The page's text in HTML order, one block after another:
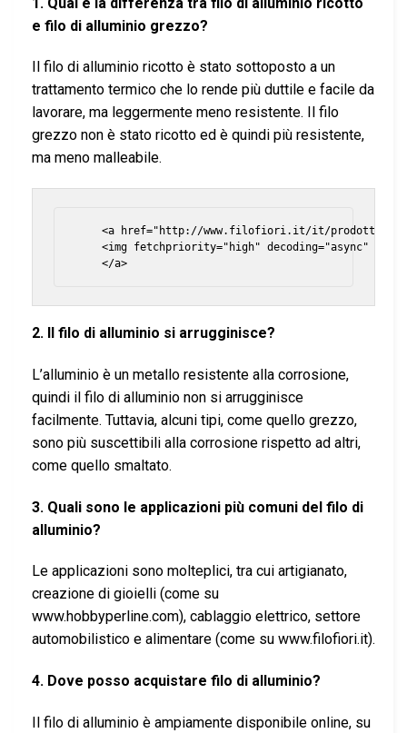
e filo di alluminio grezzo?
Il filo di alluminio ricotto è stato sottoposto a un
trattamento termico che lo rende più duttile e facile da
lavorare, ma leggermente meno resistente. Il filo
grezzo non è stato ricotto ed è quindi più resistente,
ma meno malleabile.
<a href="http://www.filofiori.it/it/prodotti/
<img fetchpriority="high" decoding="async"
2. Il filo di alluminio si arrugginisce?
L’alluminio è un metallo resistente alla corrosione,
quindi il filo di alluminio non si arrugginisce
facilmente. Tuttavia, alcuni tipi, come quello grezzo,
sono più suscettibili alla corrosione rispetto ad altri,
come quello smaltato.
3. Quali sono le applicazioni più comuni del filo di
alluminio?
Le applicazioni sono molteplici, tra cui artigianato,
creazione di gioielli (come su
www.hobbyperline.com), cablaggio elettrico, settore
automobilistico e alimentare (come su www.filofiori.it).
4. Dove posso acquistare filo di alluminio?
Il filo di alluminio è ampiamente disponibile online, su